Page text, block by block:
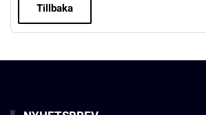
Tillbaka